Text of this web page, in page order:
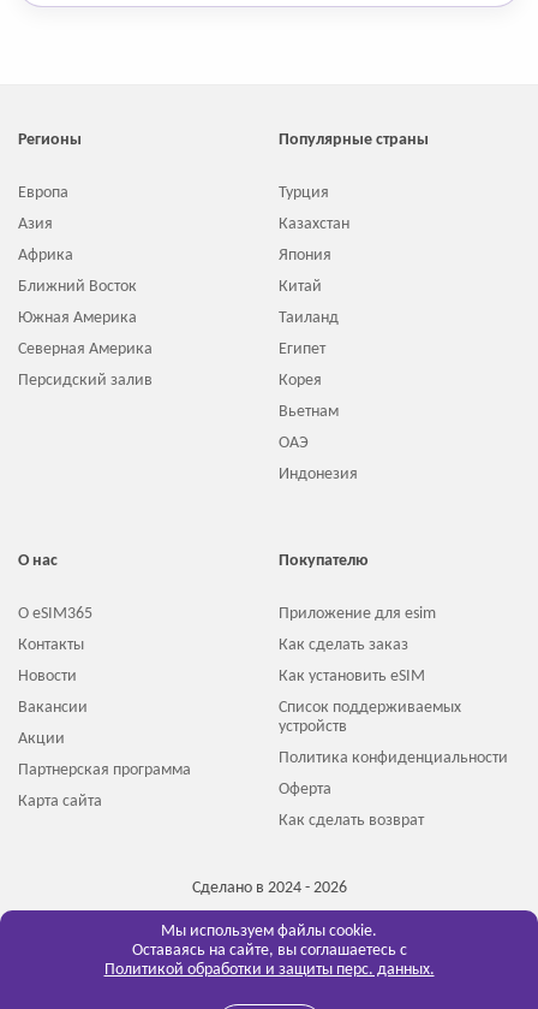
Регионы
Европа
Азия
Африка
Ближний Восток
Южная Америка
Северная Америка
Персидский залив
Популярные страны
Турция
Казахстан
Япония
Китай
Таиланд
Египет
Корея
Вьетнам
ОАЭ
Индонезия
О нас
О eSIM365
Контакты
Новости
Вакансии
Акции
Партнерская программа
Карта сайта
Покупателю
Приложение для esim
Как сделать заказ
Как установить eSIM
Список поддерживаемых
устройств
Политика конфиденциальности
Оферта
Как сделать возврат
Сделано в 2024 - 2026
Мы используем файлы cookie.
Оставаясь на сайте, вы соглашаетесь с
Политикой обработки и защиты перс. данных.